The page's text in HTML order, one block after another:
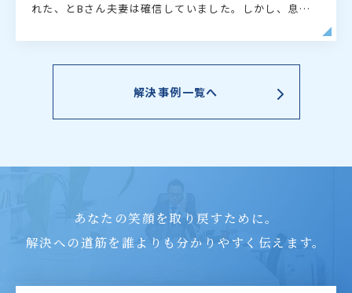
れた、とBさん夫妻は確信していました。しかし、息子
が…
解決事例一覧へ
あなたの笑顔を取り戻すために。
解決への道筋を誰よりも分かりやすく伝えます。